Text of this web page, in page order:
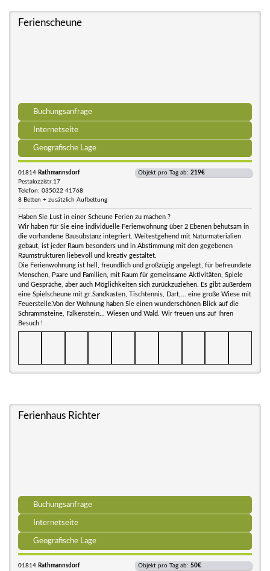
Ferienscheune
Buchungsanfrage
Internetseite
Geografische Lage
01814 Rathmannsdorf
Pestalozzistr.17
Telefon: 035022 41768
8 Betten + zusätzlich Aufbettung
Objekt pro Tag ab: 219€
Haben Sie Lust in einer Scheune Ferien zu machen ?
Wir haben für Sie eine individuelle Ferienwohnung über 2 Ebenen behutsam in
die vorhandene Bausubstanz integriert. Weitestgehend mit Naturmaterialien
gebaut, ist jeder Raum besonders und in Abstimmung mit den gegebenen
Raumstrukturen liebevoll und kreativ gestaltet.
Die Ferienwohnung ist hell, freundlich und großzügig angelegt, für befreundete
Menschen, Paare und Familien, mit Raum für gemeinsame Aktivitäten, Spiele
und Gespräche, aber auch Möglichkeiten sich zurückzuziehen. Es gibt außerdem
eine Spielscheune mit gr.Sandkasten, Tischtennis, Dart,... eine große Wiese mit
Feuerstelle.Von der Wohnung haben Sie einen wunderschönen Blick auf die
Schrammsteine, Falkenstein... Wiesen und Wald. Wir freuen uns auf Ihren
Besuch !
Ferienhaus Richter
Buchungsanfrage
Internetseite
Geografische Lage
01814 Rathmannsdorf
Objekt pro Tag ab: 50€